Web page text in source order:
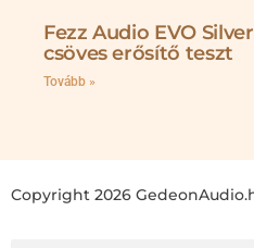
Fezz Audio EVO
csöves erősítő teszt
Tovább »
Copyright 2026